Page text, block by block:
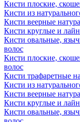
Кисти плоские,
Кисти из
Кисти веерные
Кисти круглые и
Кисти овальные,
волос
Кисти плоские,
волос
Кисти трафаретные
Кисти из
Кисти веерные
Кисти круглые и
Кисти овальные,